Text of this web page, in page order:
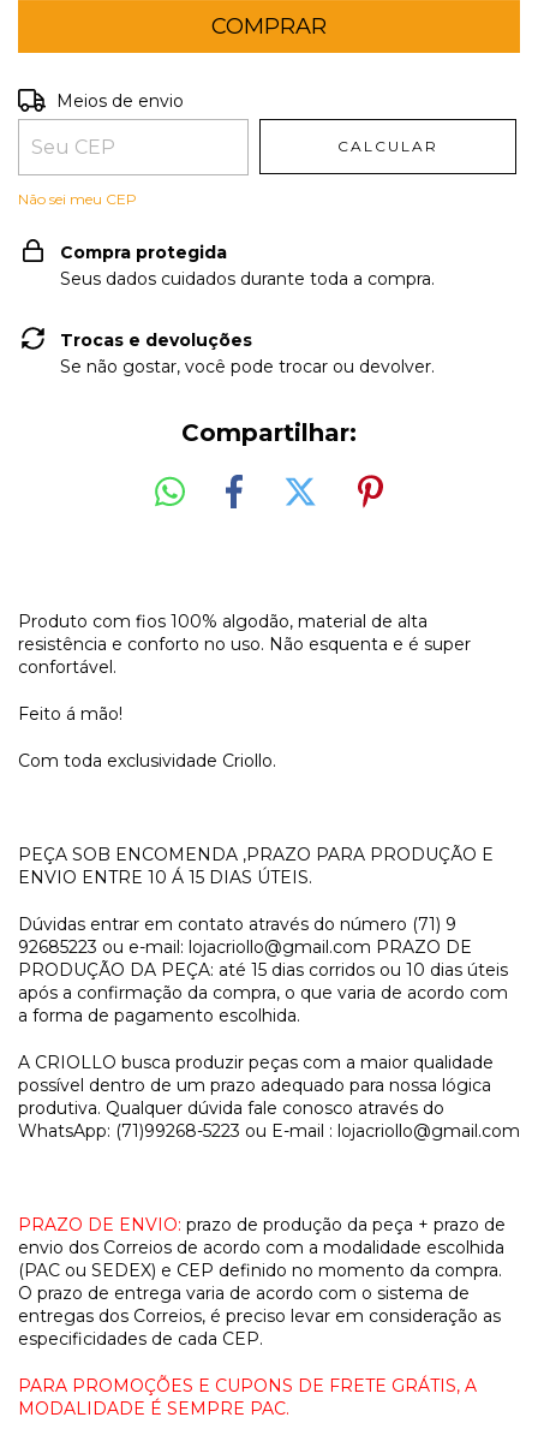
Entregas para o CEP:
Meios de envio
CALCULAR
Não sei meu CEP
Compra protegida
Seus dados cuidados durante toda a compra.
Trocas e devoluções
Se não gostar, você pode trocar ou devolver.
Compartilhar:
Produto com fios 100% algodão, material de alta
resistência e conforto no uso. Não esquenta e é super
confortável.
Feito á mão!
Com toda exclusividade Criollo.
PEÇA SOB ENCOMENDA ,PRAZO PARA PRODUÇÃO E
ENVIO ENTRE 10 Á 15 DIAS ÚTEIS.
Dúvidas entrar em contato através do número (71) 9
92685223 ou e-mail: lojacriollo@gmail.com PRAZO DE
PRODUÇÃO DA PEÇA: até 15 dias corridos ou 10 dias úteis
após a confirmação da compra, o que varia de acordo com
a forma de pagamento escolhida.
A CRIOLLO busca produzir peças com a maior qualidade
possível dentro de um prazo adequado para nossa lógica
produtiva. Qualquer dúvida fale conosco através do
WhatsApp: (71)99268-5223 ou E-mail : lojacriollo@gmail.com
PRAZO DE ENVIO: prazo de produção da peça + prazo de
envio dos Correios de acordo com a modalidade escolhida
(PAC ou SEDEX) e CEP definido no momento da compra.
O prazo de entrega varia de acordo com o sistema de
entregas dos Correios, é preciso levar em consideração as
especificidades de cada CEP.
PARA PROMOÇÕES E CUPONS DE FRETE GRÁTIS, A
MODALIDADE É SEMPRE PAC.